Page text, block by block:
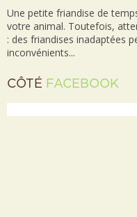
Une petite friandise de
votre animal. Toutefois,
: des friandises inadaptées
inconvénients...
CÔTÉ FACEBOOK